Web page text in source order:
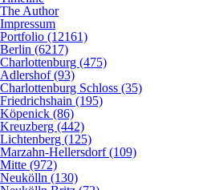
The Author
Impressum
Portfolio (12161)
Berlin (6217)
Charlottenburg (475)
Adlershof (93)
Charlottenburg Schloss (35)
Friedrichshain (195)
Köpenick (86)
Kreuzberg (442)
Lichtenberg (125)
Marzahn-Hellersdorf (109)
Mitte (972)
Neukölln (130)